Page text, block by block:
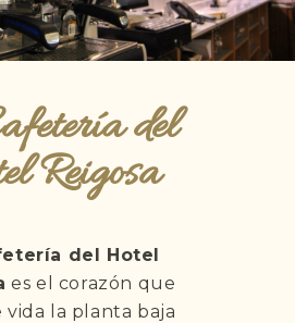
del
Reigosa
del Hotel
es el corazón que
vida la planta baja